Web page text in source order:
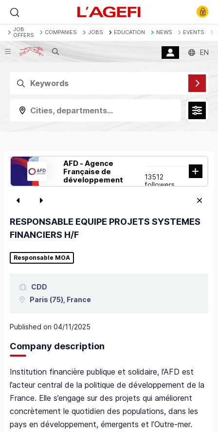
JOB
OFFERS
COMPANIES JOBS EDUCATION NEWS EVENTS
Search EN
Cities, departments...
AFD - Agence
Française de
développement
13512
followers
RESPONSABLE EQUIPE PROJETS SYSTEMES
FINANCIERS H/F
Responsable MOA
CDD
Paris (75), France
Published on 04/11/2025
Company description
Institution financière publique et solidaire, l’AFD est
l’acteur central de la politique de développement de la
France. Elle s’engage sur des projets qui améliorent
concrètement le quotidien des populations, dans les
pays en développement, émergents et l’Outre-mer.
Décryptage